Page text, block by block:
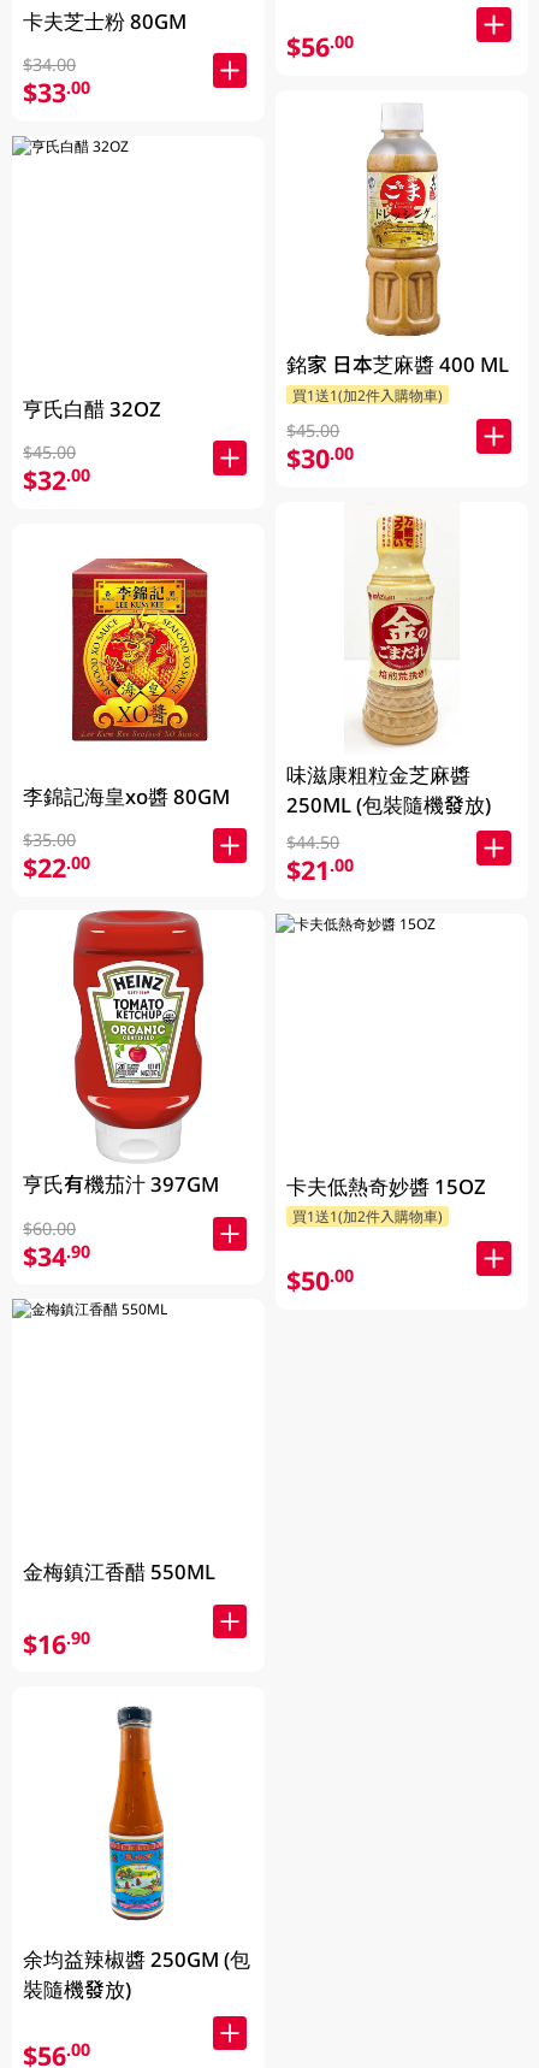
卡夫芝士粉 80GM
$34.00
$33.00
亨氏白醋 32OZ
$45.00
$32.00
李錦記海皇xo醬 80GM
$35.00
$22.00
亨氏有機茄汁 397GM
$60.00
$34.90
金梅鎮江香醋 550ML
$16.90
余均益辣椒醬 250GM (包
裝隨機發放)
$56.00
$56.00
銘家 日本芝麻醬 400 ML
買1送1(加2件入購物車)
$45.00
$30.00
味滋康粗粒金芝麻醬
250ML (包裝隨機發放)
$44.50
$21.00
卡夫低熱奇妙醬 15OZ
買1送1(加2件入購物車)
$50.00